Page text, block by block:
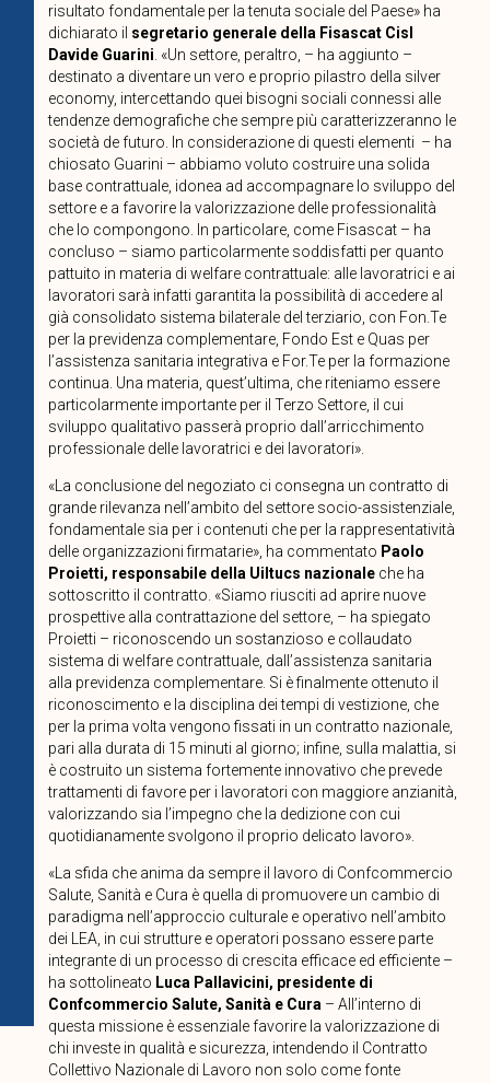
risultato fondamentale per la tenuta sociale del Paese» ha
dichiarato il segretario generale della Fisascat Cisl
Davide Guarini . «Un settore, peraltro, – ha aggiunto –
destinato a diventare un vero e proprio pilastro della silver
economy, intercettando quei bisogni sociali connessi alle
tendenze demografiche che sempre più caratterizzeranno le
società de futuro. In considerazione di questi elementi – ha
chiosato Guarini – abbiamo voluto costruire una solida
base contrattuale, idonea ad accompagnare lo sviluppo del
settore e a favorire la valorizzazione delle professionalità
che lo compongono. In particolare, come Fisascat – ha
concluso – siamo particolarmente soddisfatti per quanto
pattuito in materia di welfare contrattuale: alle lavoratrici e ai
lavoratori sarà infatti garantita la possibilità di accedere al
già consolidato sistema bilaterale del terziario, con Fon.Te
per la previdenza complementare, Fondo Est e Quas per
l’assistenza sanitaria integrativa e For.Te per la formazione
continua. Una materia, quest’ultima, che riteniamo essere
particolarmente importante per il Terzo Settore, il cui
sviluppo qualitativo passerà proprio dall’arricchimento
professionale delle lavoratrici e dei lavoratori».
«La conclusione del negoziato ci consegna un contratto di
grande rilevanza nell’ambito del settore socio-assistenziale,
fondamentale sia per i contenuti che per la rappresentatività
delle organizzazioni firmatarie», ha commentato Paolo
Proietti, responsabile della Uiltucs nazionale che ha
sottoscritto il contratto. «Siamo riusciti ad aprire nuove
prospettive alla contrattazione del settore, – ha spiegato
Proietti – riconoscendo un sostanzioso e collaudato
sistema di welfare contrattuale, dall’assistenza sanitaria
alla previdenza complementare. Si è finalmente ottenuto il
riconoscimento e la disciplina dei tempi di vestizione, che
per la prima volta vengono fissati in un contratto nazionale,
pari alla durata di 15 minuti al giorno; infine, sulla malattia, si
è costruito un sistema fortemente innovativo che prevede
trattamenti di favore per i lavoratori con maggiore anzianità,
valorizzando sia l’impegno che la dedizione con cui
quotidianamente svolgono il proprio delicato lavoro».
«La sfida che anima da sempre il lavoro di Confcommercio
Salute, Sanità e Cura è quella di promuovere un cambio di
paradigma nell’approccio culturale e operativo nell’ambito
dei LEA, in cui strutture e operatori possano essere parte
integrante di un processo di crescita efficace ed efficiente –
ha sottolineato Luca Pallavicini, presidente di
Confcommercio Salute, Sanità e Cura – All’interno di
questa missione è essenziale favorire la valorizzazione di
chi investe in qualità e sicurezza, intendendo il Contratto
Collettivo Nazionale di Lavoro non solo come fonte